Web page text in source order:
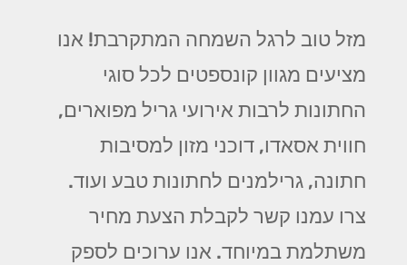
מזל טוב לרגל השמחה המתקרבת! אנו
מציעים מגוון קונספטים לכל סוגי
החתונות לרבות אירועי גריל מפוארים,
חווית אסאדו, דוכני מזון למסיבות
חתונה, גרילמנים לחתונות טבע ועוד.
צרו עמנו קשר לקבלת הצעת מחיר
משתלמת במיוחד. אנו ערוכים לספק